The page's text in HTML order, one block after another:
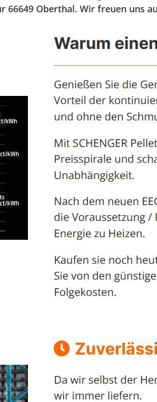
Oberthal. Wir freuen uns